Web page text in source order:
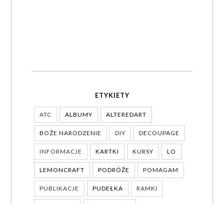
ETYKIETY
ATC ALBUMY ALTEREDART
BOŻE NARODZENIE DIY DECOUPAGE
INFORMACJE KARTKI KURSY LO
LEMONCRAFT PODRÓŻE POMAGAM
PUBLIKACJE PUDEŁKA RAMKI